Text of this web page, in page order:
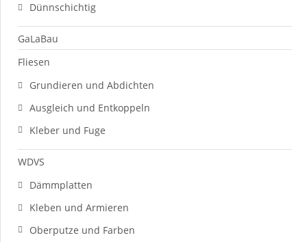
Dünnschichtig
GaLaBau
Fliesen
Grundieren und Abdichten
Ausgleich und Entkoppeln
Kleber und Fuge
WDVS
Dämmplatten
Kleben und Armieren
Oberputze und Farben